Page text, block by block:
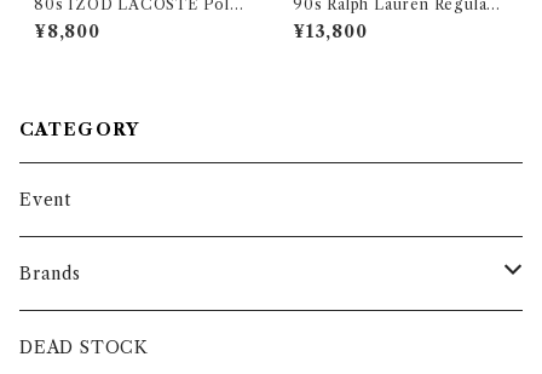
80s IZOD LACOSTE Polo
Shirts Yellow Made in USA
アイゾッド ラコステ ポロシャ
¥8,800
90s Ralph Lauren Regular
Collar Stripe Dress Shirts
Pink ラルフローレン レギュラ
¥13,800
CATEGORY
Event
Brands
intch.
DEAD STOCK